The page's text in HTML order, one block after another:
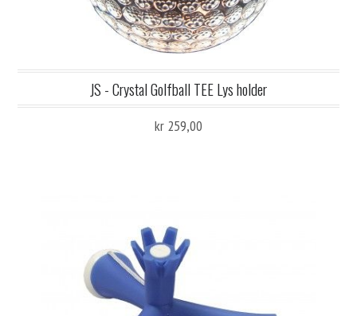
JS - Crystal Golfball TEE Lys holder
kr 259,00